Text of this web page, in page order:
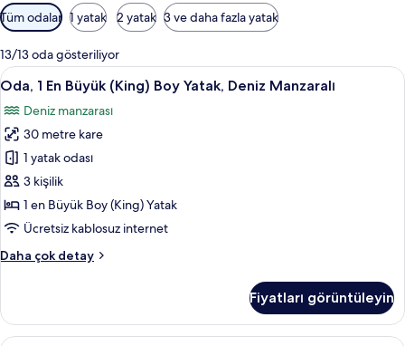
Odalar
için
mevcut
filtreler
Tüm odalar 1 yatak 2 yatak 3 ve daha fazla yatak
13/13 oda gösteriliyor
Oda,
1
En
Büyük
(King)
Boy
Yatak,
Deniz
için
görün
Oda, 1 En Büyük (King) Boy Yatak,
3
Oda, 1 En Büyük (King) Boy Yatak, Deniz Manzaralı
Deniz manzarası
30 metre kare
1 yatak odası
3 kişilik
1 en Büyük Boy (King) Yatak
Ücretsiz kablosuz internet
Daha çok detay
Oda,
(King)
Boy
Fiyatları görüntüleyin
Süit, 1 En Büyük (King) Boy Yatak,